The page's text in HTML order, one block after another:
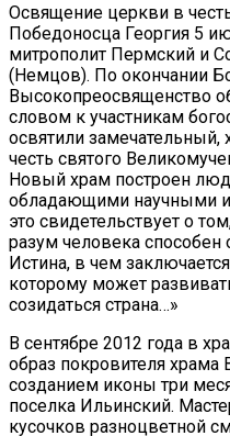
Освящение церкви в
Победоносца Георгия 5
митрополит Пермский и
(Немцов). По окончании
Высокопреосвященство
словом к участникам
освятили
честь святого
Новый храм построен
обладающими научными и
это свидетельствует о
разум человека способен
Истина, в чем
которому может
созидаться страна…»
В сентябре 2012 года в
образ покровителя храма
созданием иконы три
поселка Ильинский.
кусочков разноцветной